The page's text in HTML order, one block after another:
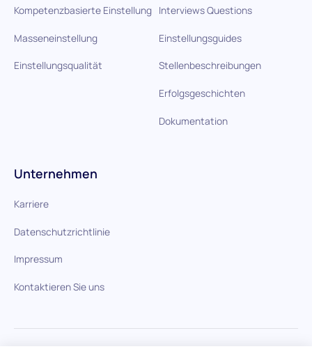
Kompetenzbasierte Einstellung
Masseneinstellung
Einstellungsqualität
Interviews Questions
Einstellungsguides
Stellenbeschreibungen
Erfolgsgeschichten
Dokumentation
Unternehmen
Karriere
Datenschutzrichtlinie
Impressum
Kontaktieren Sie uns